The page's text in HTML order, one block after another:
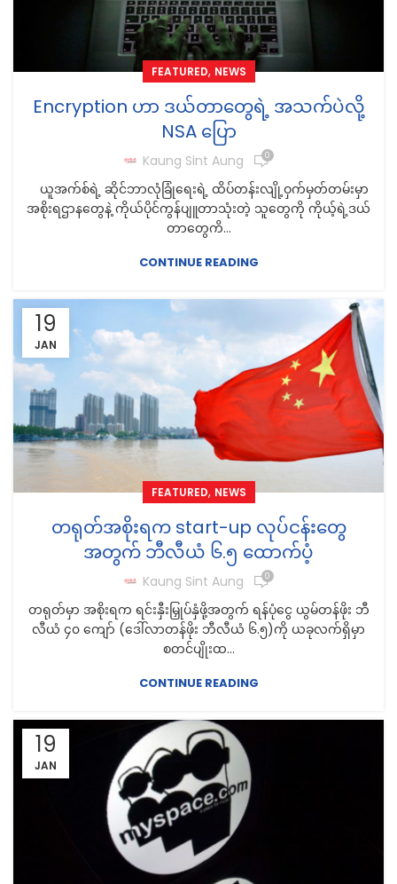
FEATURED, NEWS
Encryption ဟာ ဒယ်တာတွေရဲ့ အသက်ပဲလို့
NSA ပြော
Kaung Sint Aung 0
ယူအက်စ်ရဲ့ ဆိုင်ဘာလုံခြုံရေးရဲ့ ထိပ်တန်းလျို့ဝှက်မှတ်တမ်းမှာ
အစိုးရဌာနတွေနဲ့ ကိုယ်ပိုင်ကွန်ပျူတာသုံးတဲ့ သူတွေကို ကိုယ့်ရဲ့ဒယ်
တာတွေကိ...
CONTINUE READING
19
JAN
FEATURED, NEWS
တရုတ်အစိုးရက start-up လုပ်ငန်းတွေ
အတွက် ဘီလီယံ ၆.၅ ထောက်ပံ့
Kaung Sint Aung 0
တရုတ်မှာ အစိုးရက ရင်းနှီးမြှုပ်နှံဖို့အတွက် ရန်ပုံငွေ ယွမ်တန်ဖိုး ဘီ
လီယံ ၄၀ ကျော် (ဒေါ်လာတန်ဖိုး ဘီလီယံ ၆.၅)ကို ယခုလက်ရှိမှာ
စတင်ပျိုးထ...
CONTINUE READING
19
JAN